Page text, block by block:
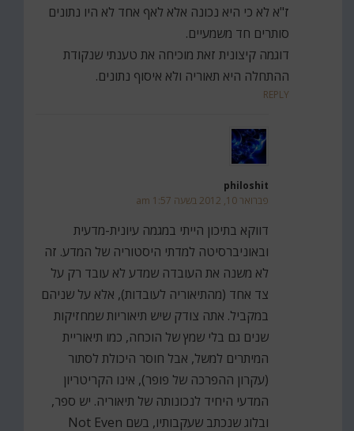
ז"א לא כי היא נכונה אלא לאף אחד לא היו נתונים
סותרים חד משמעיים.
דוגמה קיצונית זאת מוכיחה את טענתי שנקודת
ההתחלה היא תאוריה ולא איסוף נתונים.
REPLY
philoshit
פברואר 10, 2012 בשעה 1:57 am
דווקא בתיכון הייתי במגמה עיונית-מדעית
ובאוניברסיטה למדתי היסטוריה של המדע. זה
לא משנה את העובדה שמדע לא עובד רק על
צד אחד (מהתיאוריה לעובדות), אלא על שניהם
במקביל. אתה צודק שיש תיאוריות שמחזיקות
שנים גם בלי שמץ של הוכחה, כמו תיאוריית
המיתרים למשל, אבל חוסר היכולת לסתור
(עקרון ההפרכה של פופר), אינו הקריטריון
המדעי היחיד לנכונותה של תיאוריה. יש ספר,
ובלוג שנכתב שעקבותיו, בשם Not Even